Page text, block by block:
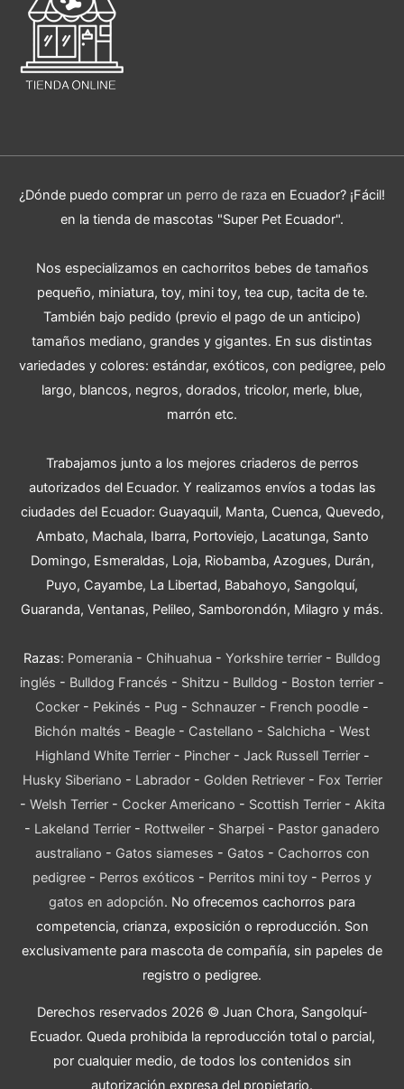
¿Dónde puedo comprar un perro de raza en Ecuador? ¡Fácil!
en la tienda de mascotas "Super Pet Ecuador".
Nos especializamos en cachorritos bebes de tamaños
pequeño, miniatura, toy, mini toy, tea cup, tacita de te.
También bajo pedido (previo el pago de un anticipo)
tamaños mediano, grandes y gigantes. En sus distintas
variedades y colores: estándar, exóticos, con pedigree, pelo
largo, blancos, negros, dorados, tricolor, merle, blue,
marrón etc.
Trabajamos junto a los mejores criaderos de perros
autorizados del Ecuador. Y realizamos envíos a todas las
ciudades del Ecuador: Guayaquil, Manta, Cuenca, Quevedo,
Ambato, Machala, Ibarra, Portoviejo, Lacatunga, Santo
Domingo, Esmeraldas, Loja, Riobamba, Azogues, Durán,
Puyo, Cayambe, La Libertad, Babahoyo, Sangolquí,
Guaranda, Ventanas, Pelileo, Samborondón, Milagro y más.
Razas: Pomerania - Chihuahua - Yorkshire terrier - Bulldog
inglés - Bulldog Francés - Shitzu - Bulldog - Boston terrier -
Cocker - Pekinés - Pug - Schnauzer - French poodle -
Bichón maltés - Beagle - Castellano - Salchicha - West
Highland White Terrier- Pincher- Jack Russell Terrier-
Husky Siberiano - Labrador- Golden Retriever- Fox Terrier
- Welsh Terrier- Cocker Americano - Scottish Terrier- Akita
- Lakeland Terrier - Rottweiler - Sharpei - Pastor ganadero
australiano - Gatos siameses - Gatos - Cachorros con
pedigree - Perros exóticos - Perritos mini toy - Perros y
gatos en adopción. No ofrecemos cachorros para
competencia, crianza, exposición o reproducción. Son
exclusivamente para mascota de compañía, sin papeles de
registro o pedigree.
Derechos reservados 2026 © Juan Chora, Sangolquí-
Ecuador. Queda prohibida la reproducción total o parcial,
por cualquier medio, de todos los contenidos sin
autorización expresa del propietario.